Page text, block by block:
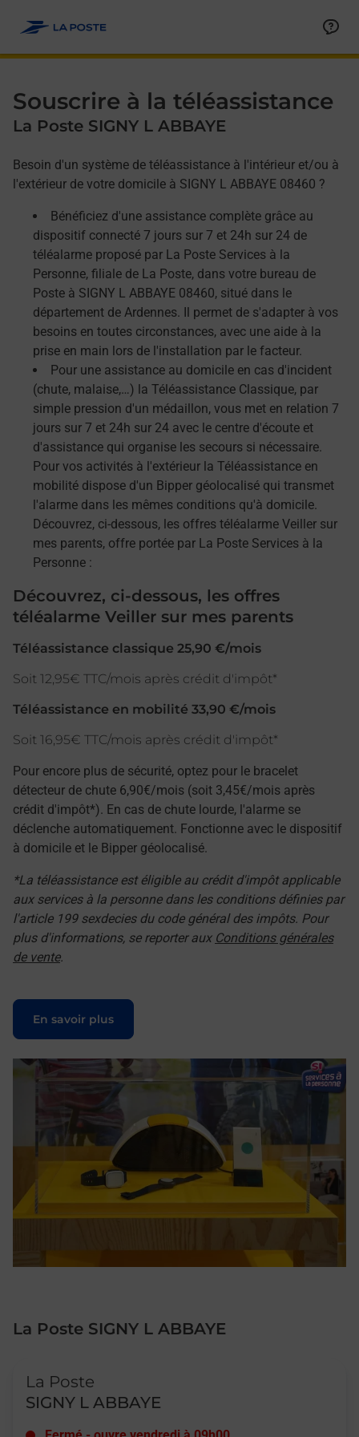
Souscrire à la téléassistance
La Poste SIGNY L ABBAYE
Besoin d'un système de téléassistance à l'intérieur et/ou à
l'extérieur de votre domicile à SIGNY L ABBAYE 08460 ?
Bénéficiez d'une assistance complète grâce au
dispositif connecté 7 jours sur 7 et 24h sur 24 de
téléalarme proposé par La Poste Services à la
Personne, filiale de La Poste, dans votre bureau de
Poste à SIGNY L ABBAYE 08460, situé dans le
département de Ardennes. Il permet de s'adapter à vos
besoins en toutes circonstances, avec une aide à la
prise en main lors de l'installation par le facteur.
Pour une assistance au domicile en cas d'incident
(chute, malaise,…) la Téléassistance Classique, par
simple pression d'un médaillon, vous met en relation 7
jours sur 7 et 24h sur 24 avec le centre d'écoute et
d'assistance qui organise les secours si nécessaire.
Pour vos activités à l'extérieur la Téléassistance en
mobilité dispose d'un Bipper géolocalisé qui transmet
l'alarme dans les mêmes conditions qu'à domicile.
Découvrez, ci-dessous, les offres téléalarme Veiller sur
mes parents, offre portée par La Poste Services à la
Personne :
Découvrez, ci-dessous, les offres
téléalarme Veiller sur mes parents
Téléassistance classique 25,90 €/mois
Soit 12,95€ TTC/mois après crédit d'impôt*
Téléassistance en mobilité 33,90 €/mois
Soit 16,95€ TTC/mois après crédit d'impôt*
Pour encore plus de sécurité, optez pour le bracelet
détecteur de chute 6,90€/mois (soit 3,45€/mois après
crédit d'impôt*). En cas de chute lourde, l'alarme se
déclenche automatiquement. Fonctionne avec le dispositif
à domicile et le Bipper géolocalisé.
*La téléassistance est éligible au crédit d'impôt applicable
aux services à la personne dans les conditions définies par
l'article 199 sexdecies du code général des impôts. Pour
plus d'informations, se reporter aux Conditions générales
de vente.
En savoir plus
Le lien s'ouvre dans un nouvel onglet
La Poste SIGNY L ABBAYE
La Poste
SIGNY L ABBAYE